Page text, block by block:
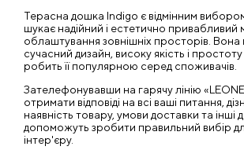
Терасна дошка Indigo є відмінним
шукає надійний і естетично привабливий
облаштування зовнішніх просторів. Вона
сучасний дизайн, високу якість і
робить її популярною серед споживачів.
Зателефонувавши на гарячу лінію
отримати відповіді на всі ваші питання,
наявність товару, умови доставки та інші
допоможуть зробити правильний вибір
інтер'єру.